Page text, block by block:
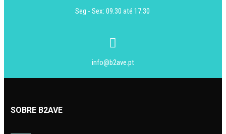
Seg - Sex: 09.30 até 17.30
info@b2ave.pt
SOBRE B2AVE